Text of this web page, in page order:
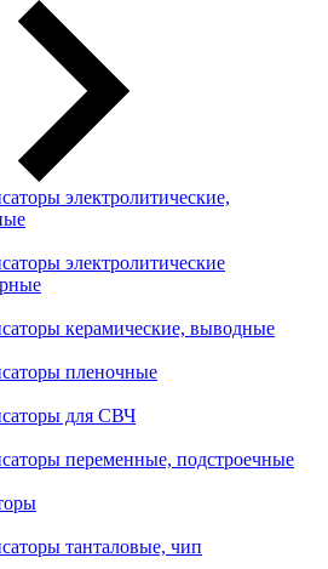
электролитические,
электролитические
керамические, выводные
пленочные
для СВЧ
переменные, подстроечные
танталовые, чип